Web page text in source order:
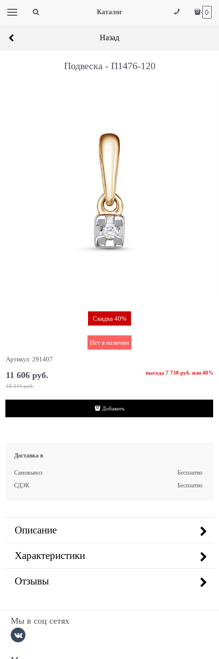
Каталог 0
Назад
Подвеска - П1476-120
Скидка 40%
Нет в наличии
Артикул: 291407
19 344 руб.
11 606 руб. выгода 7 738 руб.или 40%
Добавить
Доставка в
Самовывоз
Бесплатно
СДЭК
Бесплатно
Описание
Характеристики
Отзывы
Мы в соц сетях